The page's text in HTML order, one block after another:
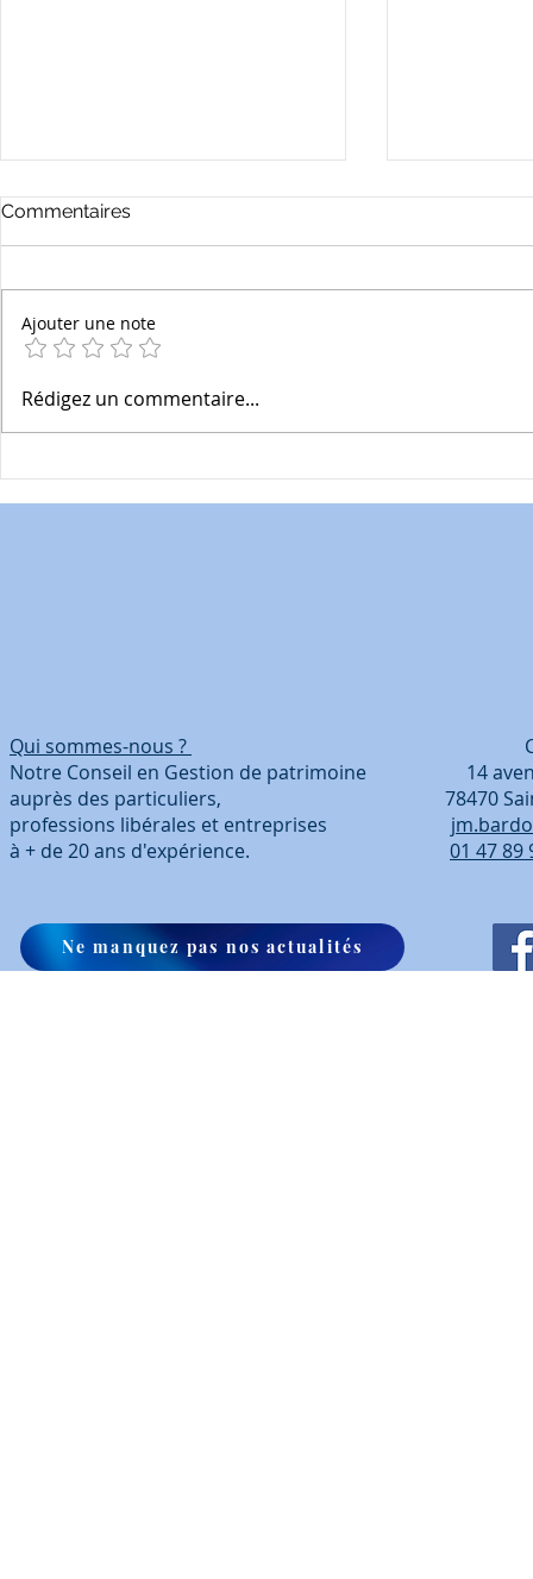
Les bonnes JPP* :
...21/X...Déjà libérés du
Commentaires
Ajouter une note
Rédigez un commentaire...
Qui sommes-nous ?
Notre Conseil en Gestion de patrimoine 14
auprès des particuliers, 78470 Saint-
professions libérales et entreprises
à + de 20 ans d'expérience. 01 47 89
Ne manquez pas nos actualités